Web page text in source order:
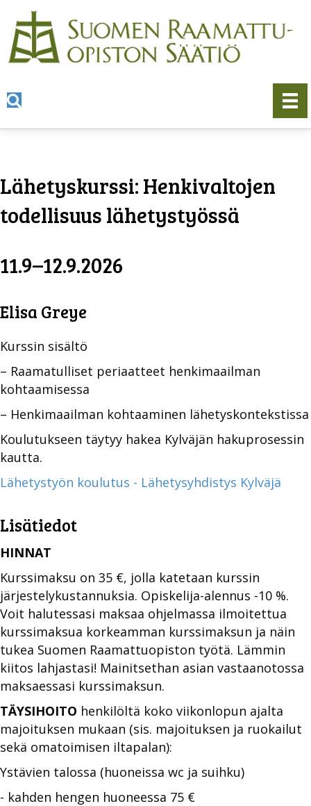
Lähetyskurssi: Henkivaltojen
todellisuus lähetystyössä
11.9–12.9.2026
Elisa Greye
Kurssin sisältö
– Raamatulliset periaatteet henkimaailman
kohtaamisessa
– Henkimaailman kohtaaminen lähetyskontekstissa
Koulutukseen täytyy hakea Kylväjän hakuprosessin
kautta.
Lähetystyön koulutus - Lähetysyhdistys Kylväjä
Lisätiedot
HINNAT
Kurssimaksu on 35 €, jolla katetaan kurssin
järjestelykustannuksia. Opiskelija-alennus -10 %.
Voit halutessasi maksaa ohjelmassa ilmoitettua
kurssimaksua korkeamman kurssimaksun ja näin
tukea Suomen Raamattuopiston työtä. Lämmin
kiitos lahjastasi! Mainitsethan asian vastaanotossa
maksaessasi kurssimaksun.
TÄYSIHOITO henkilöltä koko viikonlopun ajalta
majoituksen mukaan (sis. majoituksen ja ruokailut
sekä omatoimisen iltapalan):
Ystävien talossa (huoneissa wc ja suihku)
- kahden hengen huoneessa 75 €